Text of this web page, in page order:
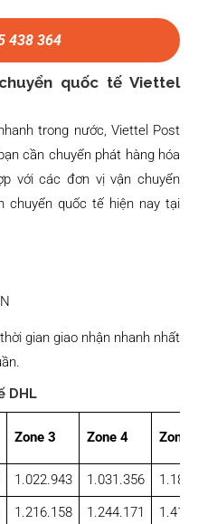
438 364
quốc tế Viettel
trong nước, Viettel Post
cần chuyển phát hàng hóa
với các đơn vị vận chuyển
chuyển quốc tế hiện nay tại
gian giao nhận nhanh nhất
DHL
Zone 3 Zone 4 Zone
1.022.943 1.031.356
1.216.158 1.244.171